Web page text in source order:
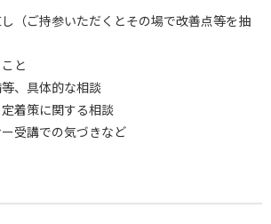
（ご持参いただくとその場で改善点等を抽
と
、具体的な相談
着策に関する相談
受講での気づきなど